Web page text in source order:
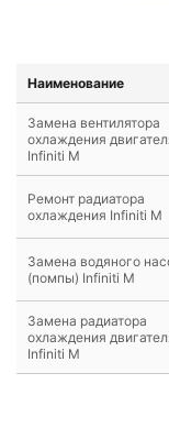
Наименование
Замена вентилятора
охлаждения
Infiniti M
Ремонт радиатора
охлаждения Infiniti M
Замена водяного
(помпы) Infiniti M
Замена радиатора
охлаждения
Infiniti M